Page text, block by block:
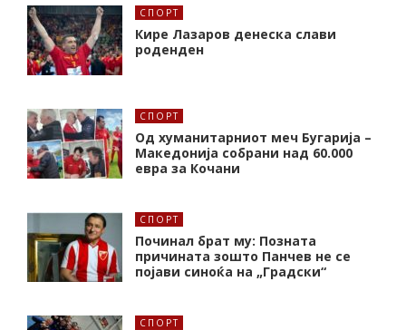
СПОРТ
Кире Лазаров денеска слави
роденден
СПОРТ
Од хуманитарниот меч Бугарија –
Македонија собрани над 60.000
евра за Кочани
СПОРТ
Починал брат му: Позната
причината зошто Панчев не се
појави синоќа на „Градски“
СПОРТ